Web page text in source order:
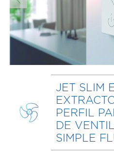
JET SLIM
PERFIL
DE
SIMPLE